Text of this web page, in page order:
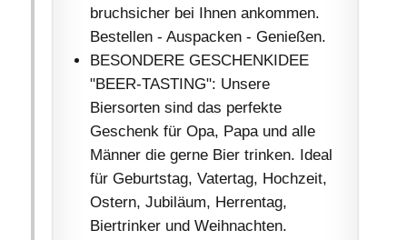
bruchsicher bei Ihnen ankommen.
Bestellen - Auspacken - Genießen.
BESONDERE GESCHENKIDEE
"BEER-TASTING": Unsere
Biersorten sind das perfekte
Geschenk für Opa, Papa und alle
Männer die gerne Bier trinken. Ideal
für Geburtstag, Vatertag, Hochzeit,
Ostern, Jubiläum, Herrentag,
Biertrinker und Weihnachten.